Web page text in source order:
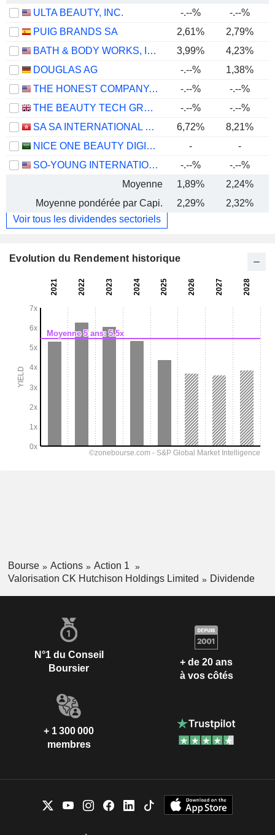
ULTA BEAUTY, INC.
-.--% -.--%
PUIG BRANDS SA
2,61% 2,79%
BATH & BODY WORKS, INC.
3,99%
4,23%
DOUGLAS AG
-.--% 1,38%
THE HONEST COMPANY, INC.
-.--% -.--%
THE BEAUTY TECH GROUP PLC
-.--% -.--%
SA SA INTERNATIONAL HOLDINGS LIMITED
6,72% 8,21%
NICE ONE BEAUTY DIGITAL MARKETING COMPANY
-
-
SO-YOUNG INTERNATIONAL INC.
-.--%
-.--%
Moyenne
1,89% 2,24%
Moyenne pondérée par Capi.
2,29% 2,32%
Voir tous les dividendes sectoriels
Evolution du Rendement historique
Bourse Actions
Action 1
Valorisation CK Hutchison Holdings Limited
Dividende
N°1 du Conseil
Boursier
+ de 20 ans
à vos côtés
+ 1 300 000
membres